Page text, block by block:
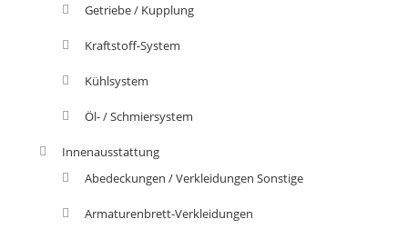
Getriebe / Kupplung
Kraftstoff-System
Kühlsystem
Öl- / Schmiersystem
Innenausstattung
Abedeckungen / Verkleidungen Sonstige
Armaturenbrett-Verkleidungen